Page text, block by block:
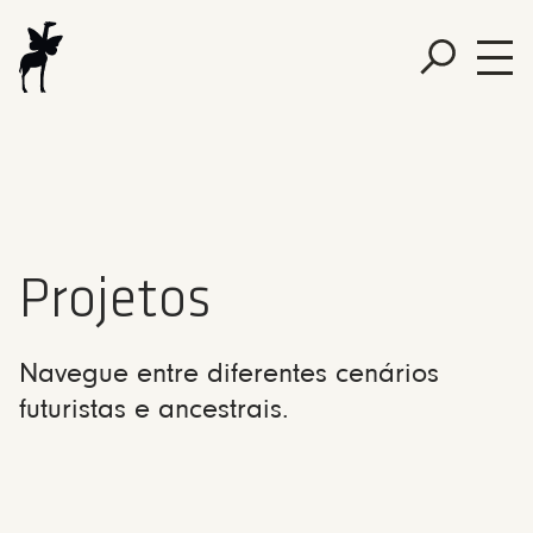
Projetos
Navegue entre diferentes cenários
futuristas e ancestrais.